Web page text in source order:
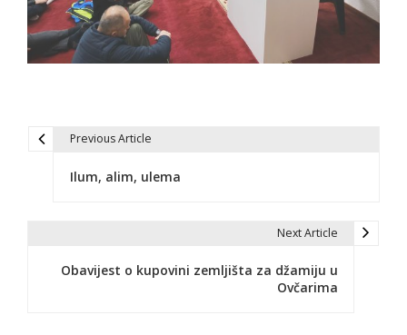
Previous Article
Ilum, alim, ulema
Next Article
Obavijest o kupovini zemljišta za džamiju u
Ovčarima